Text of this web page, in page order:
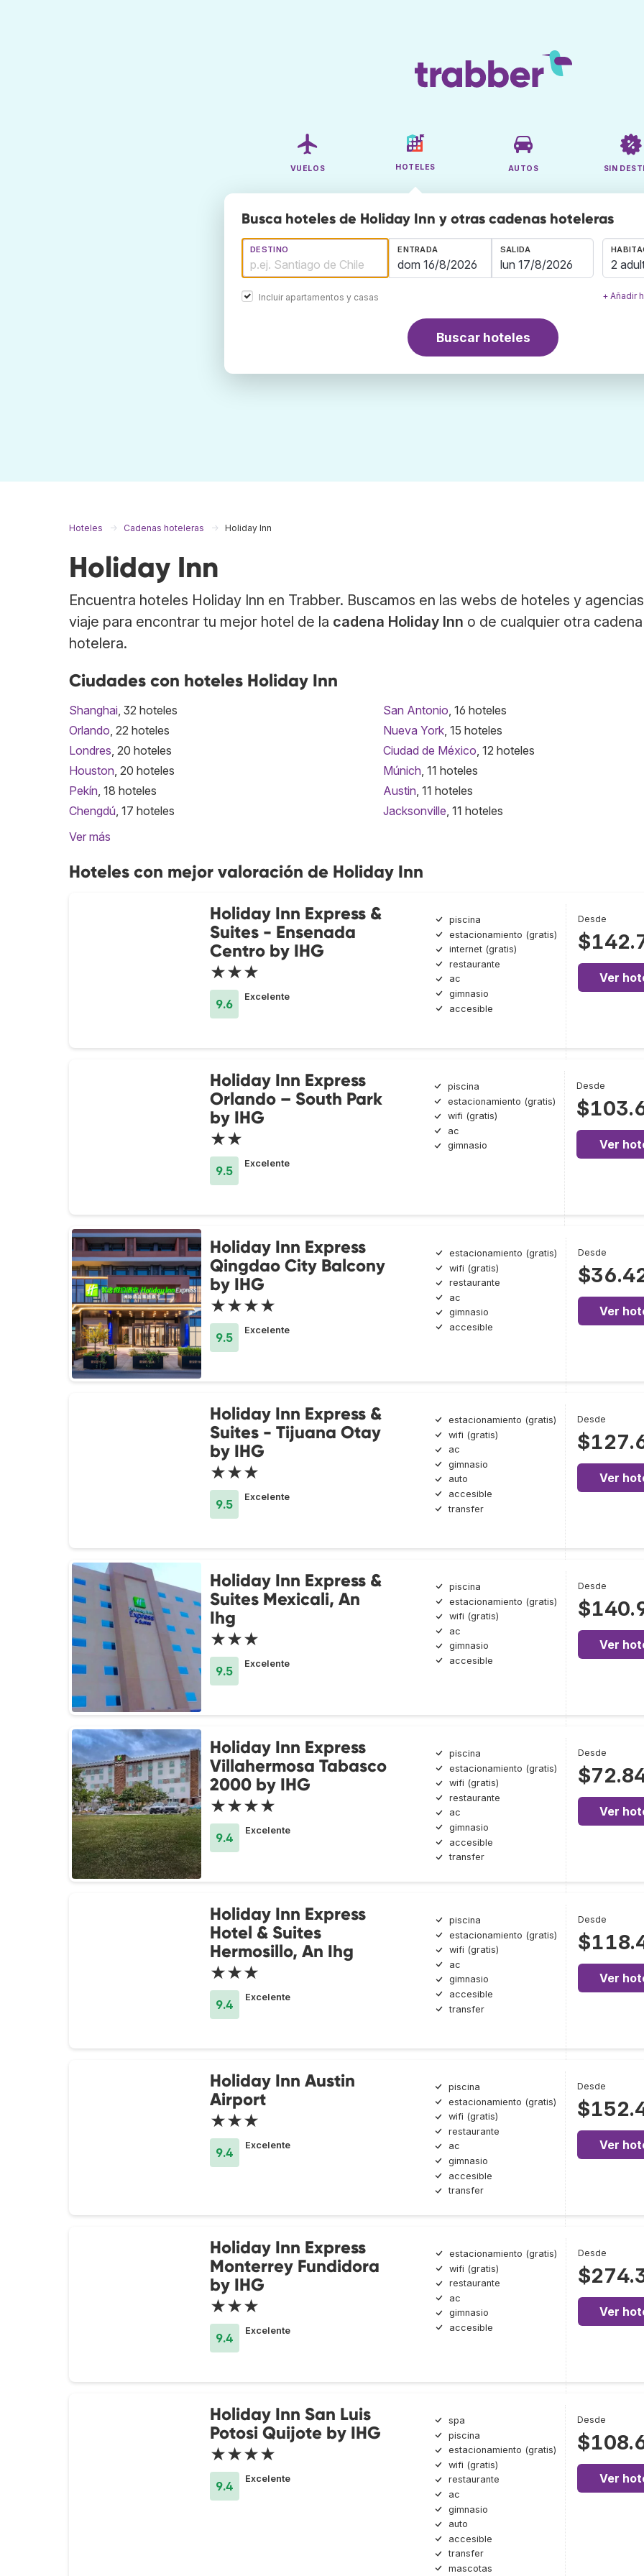
VUELOS HOTELES AUTOS SIN
Busca hoteles de Holiday Inn y otras cadenas hoteleras
DESTINO
Incluir apartamentos y casas
ENTRADA SALIDA
2
+ Añadir
Buscar hoteles
Hoteles Cadenas hoteleras Holiday Inn
Holiday Inn
Encuentra hoteles Holiday Inn en Trabber. Buscamos en las webs de hoteles y
viaje para encontrar tu mejor hotel de la cadena Holiday Inn o de cualquier otra cadena
hotelera.
Ciudades con hoteles Holiday Inn
Shanghai, 32 hoteles
Orlando, 22 hoteles
Londres, 20 hoteles
Houston, 20 hoteles
Pekín, 18 hoteles
Chengdú, 17 hoteles
San Antonio, 16 hoteles
Nueva York, 15 hoteles
Ciudad de México, 12 hoteles
Múnich, 11 hoteles
Austin, 11 hoteles
Jacksonville, 11 hoteles
Ver más
Hoteles con mejor valoración de Holiday Inn
Holiday Inn Express &
Suites - Ensenada
Centro by IHG
★★★
9.6
Excelente
piscina
estacionamiento (gratis)
internet (gratis)
restaurante
ac
gimnasio
accesible
Desde
Ver
Holiday Inn Express
Orlando – South Park
by IHG
★★
9.5
Excelente
piscina
estacionamiento (gratis)
wifi (gratis)
ac
gimnasio
Desde
Ver
Holiday Inn Express
Qingdao City Balcony
by IHG
★★★★
9.5
Excelente
estacionamiento (gratis)
wifi (gratis)
restaurante
ac
gimnasio
accesible
Desde
Ver
Holiday Inn Express &
Suites - Tijuana Otay
by IHG
★★★
9.5
Excelente
estacionamiento (gratis)
wifi (gratis)
ac
gimnasio
auto
accesible
transfer
Desde
Ver
Holiday Inn Express &
Suites Mexicali, An
Ihg
★★★
9.5
Excelente
piscina
estacionamiento (gratis)
wifi (gratis)
ac
gimnasio
accesible
Desde
Ver
Holiday Inn Express
Villahermosa Tabasco
2000 by IHG
★★★★
9.4
Excelente
piscina
estacionamiento (gratis)
wifi (gratis)
restaurante
ac
gimnasio
accesible
transfer
Desde
Ver
Holiday Inn Express
Hotel & Suites
Hermosillo, An Ihg
★★★
9.4
Excelente
piscina
estacionamiento (gratis)
wifi (gratis)
ac
gimnasio
accesible
transfer
Desde
Ver
Holiday Inn Austin
Airport
★★★
9.4
Excelente
piscina
estacionamiento (gratis)
wifi (gratis)
restaurante
ac
gimnasio
accesible
transfer
Desde
Ver
Holiday Inn Express
Monterrey Fundidora
by IHG
★★★
9.4
Excelente
estacionamiento (gratis)
wifi (gratis)
restaurante
ac
gimnasio
accesible
Desde
Ver
Holiday Inn San Luis
Potosi Quijote by IHG
★★★★
9.4
Excelente
spa
piscina
estacionamiento (gratis)
wifi (gratis)
restaurante
ac
gimnasio
auto
accesible
transfer
mascotas
Desde
Ver